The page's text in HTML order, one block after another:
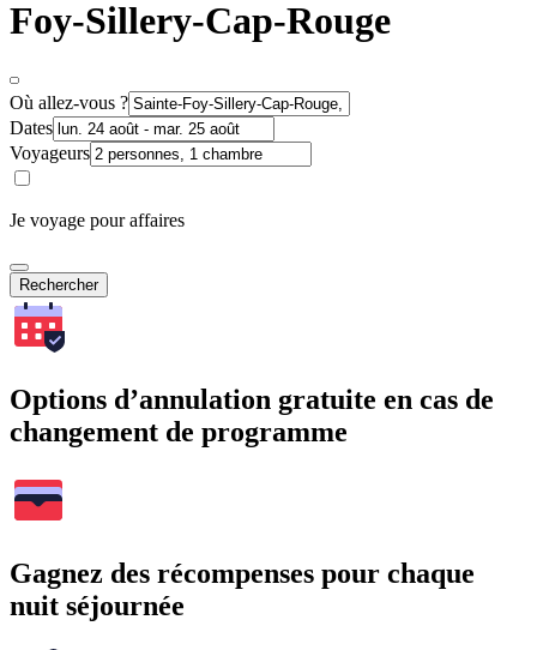
Foy-Sillery-Cap-Rouge
Où allez-vous ?
Dates
Voyageurs
Je voyage pour affaires
Rechercher
Options d’annulation gratuite en cas de
changement de programme
Gagnez des récompenses pour chaque
nuit séjournée